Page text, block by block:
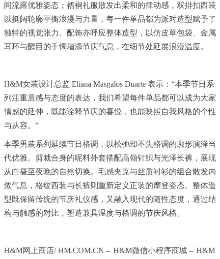
间流露优雅姿态；褶裥礼服散发出柔和的律动感，双排扣西装
以挺阔轮廓平衡浪漫与力量，每一件单品都为派对造型赋予了
独特的视觉张力。配饰亦呼应整体造型，以仿皮草包袋、金属
耳环与醒目的手镯增添节庆气息，在细节处延展浪漫温度。
H&M女装设计总监 Eliana Masgalos Duarte 表示：“本季节日系
列注重质感与态度的表达，我们希望每件单品都可以成为大家
情感的延伸，既能诠释节庆的喜悦，也能映照自我风格的个性
与从容。”
本季男装系列延续节日格调，以松弛却不失格调的廓形演绎当
代优雅。剪裁合身的呢料外套搭配高领针织与光泽长裤，展现
从白昼至夜晚的自然切换。毛感夹克与丝质衬衫的组合散发内
敛气息，格纹西装与长裤则重新定义正装的摩登姿态。整体造
型既保留传统的节庆礼仪感，又融入现代的随性态度，通过结
构与触感的对比，塑造兼具温度与格调的节庆风格。
H&M网上商店/ HM.COM.CN – H&M微信小程序商城 – H&M